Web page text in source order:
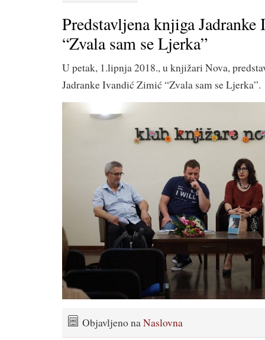
Predstavljena knjiga
“Zvala sam se Ljerka”
U petak, 1.lipnja 2018., u knjižari Nova,
Jadranke Ivandić Zimić “Zvala sam se Ljerka”.
Objavljeno na Naslovna